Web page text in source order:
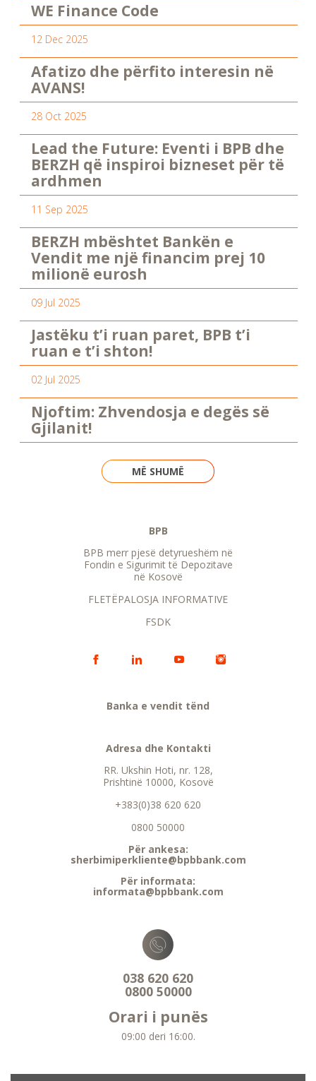
WE Finance Code
12 Dec 2025
Afatizo dhe përfito interesin në
AVANS!
28 Oct 2025
Lead the Future: Eventi i BPB dhe
BERZH që inspiroi bizneset për të
ardhmen
11 Sep 2025
BERZH mbështet Bankën e
Vendit me një financim prej 10
milionë eurosh
09 Jul 2025
Jastëku t’i ruan paret, BPB t’i
ruan e t’i shton!
02 Jul 2025
Njoftim: Zhvendosja e degës së
Gjilanit!
MË SHUMË
BPB
BPB merr pjesë detyrueshëm në
Fondin e Sigurimit të Depozitave
në Kosovë
FLETËPALOSJA INFORMATIVE
FSDK
Banka e vendit tënd
Adresa dhe Kontakti
RR. Ukshin Hoti, nr. 128,
Prishtinë 10000, Kosovë
+383(0)38 620 620
0800 50000
Për ankesa:
sherbimiperkliente@bpbbank.com
Për informata:
informata@bpbbank.com
038 620 620
0800 50000
Orari i punës
09:00 deri 16:00.